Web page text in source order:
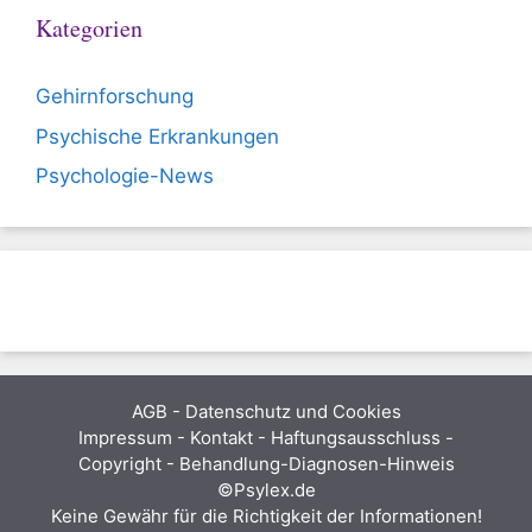
Kategorien
Gehirnforschung
Psychische Erkrankungen
Psychologie-News
AGB - Datenschutz und Cookies
Impressum - Kontakt - Haftungsausschluss -
Copyright - Behandlung-Diagnosen-Hinweis
©Psylex.de
Keine Gewähr für die Richtigkeit der Informationen!